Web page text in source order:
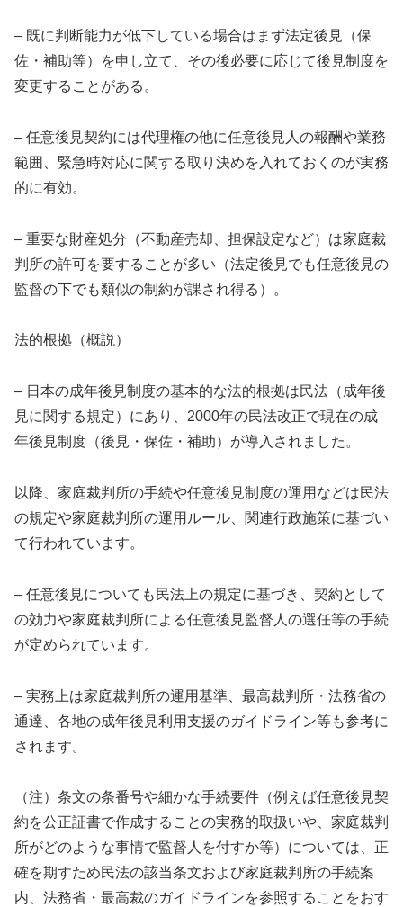
– 既に判断能力が低下している場合はまず法定後見（保
佐・補助等）を申し立て、その後必要に応じて後見制度を
変更することがある。
– 任意後見契約には代理権の他に任意後見人の報酬や業務
範囲、緊急時対応に関する取り決めを入れておくのが実務
的に有効。
– 重要な財産処分（不動産売却、担保設定など）は家庭裁
判所の許可を要することが多い（法定後見でも任意後見の
監督の下でも類似の制約が課され得る）。
法的根拠（概説）
– 日本の成年後見制度の基本的な法的根拠は民法（成年後
見に関する規定）にあり、2000年の民法改正で現在の成
年後見制度（後見・保佐・補助）が導入されました。
以降、家庭裁判所の手続や任意後見制度の運用などは民法
の規定や家庭裁判所の運用ルール、関連行政施策に基づい
て行われています。
– 任意後見についても民法上の規定に基づき、契約として
の効力や家庭裁判所による任意後見監督人の選任等の手続
が定められています。
– 実務上は家庭裁判所の運用基準、最高裁判所・法務省の
通達、各地の成年後見利用支援のガイドライン等も参考に
されます。
（注）条文の条番号や細かな手続要件（例えば任意後見契
約を公正証書で作成することの実務的取扱いや、家庭裁判
所がどのような事情で監督人を付すか等）については、正
確を期すため民法の該当条文および家庭裁判所の手続案
内、法務省・最高裁のガイドラインを参照することをおす